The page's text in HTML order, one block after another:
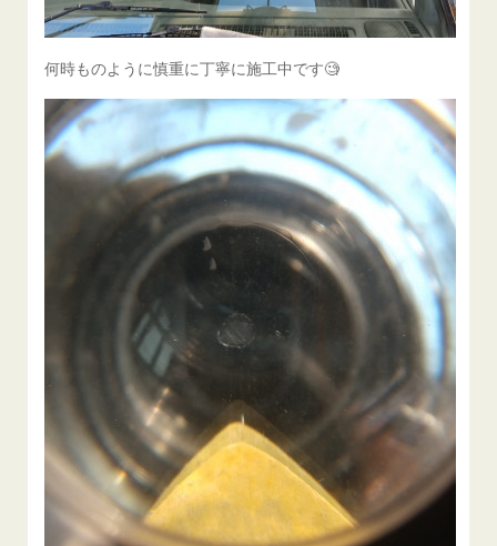
何時ものように慎重に丁寧に施工中です🧐